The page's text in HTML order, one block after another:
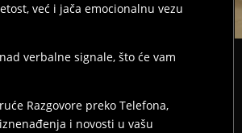
već i jača emocionalnu vezu
verbalne signale, što će vam
Razgovore preko Telefona,
i novosti u vašu